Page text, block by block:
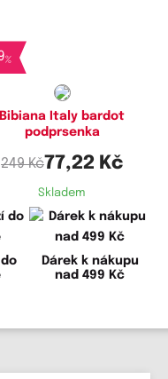
%
Bibiana Italy bardot
podprsenka
249 Kč77,22 Kč
Skladem
Dárek k nákupu
nad 499 Kč